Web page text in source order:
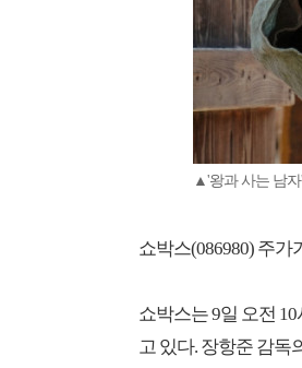
▲'왕과 사는 남
쇼박스(086980) 주가
쇼박스는 9일 오전
고 있다. 장항준 감독